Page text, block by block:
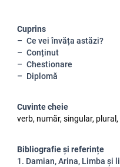
Cuprins
Ce vei învăța astăzi?
Conținut
Chestionare
Diplomă
Cuvinte cheie
verb, număr, singular,
Bibliografie și referințe
1. Damian, Arina, Limba și